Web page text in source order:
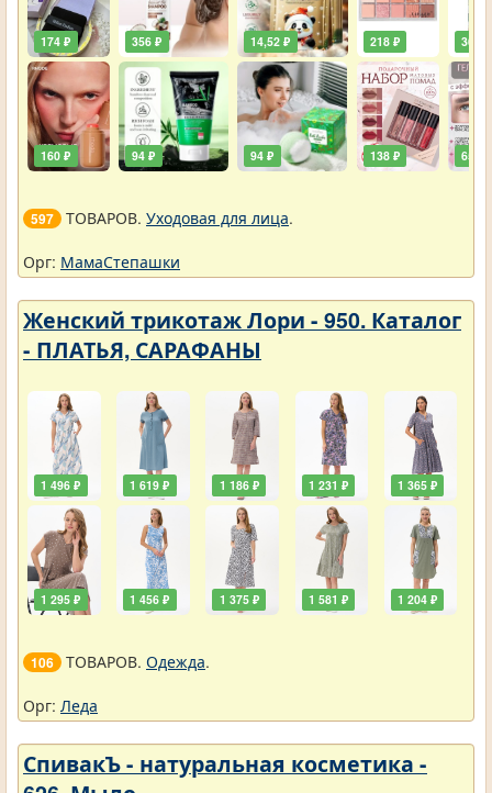
174 ₽
160 ₽
356 ₽
94 ₽
14,52 ₽
94 ₽
218 ₽
138 ₽ 65 ₽
597 ТОВАРОВ. Уходовая для лица.
Орг: МамаСтепашки
Женский трикотаж Лори - 950. Каталог
- ПЛАТЬЯ, САРАФАНЫ
1 496 ₽
1 295 ₽
1 619 ₽
1 456 ₽
1 186 ₽
1 375 ₽
1 231 ₽
1 581 ₽
1 365 ₽
1 204 ₽
106 ТОВАРОВ. Одежда.
Орг: Леда
СпивакЪ - натуральная косметика -